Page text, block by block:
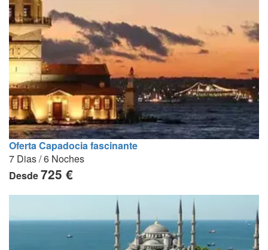
Oferta Capadocia fascinante
7 Dias / 6 Noches
Desde725 €